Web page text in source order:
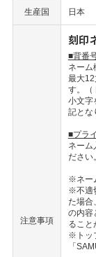
生産国 日本
注意事項
刻印
■背番
ネーム
最大
す。（
小文字
記とな
■プラ
ネーム
ださい。
※ネー
※不適
た場合
の内容
ること
※トッ
「